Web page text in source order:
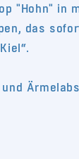
"Hohn"
das